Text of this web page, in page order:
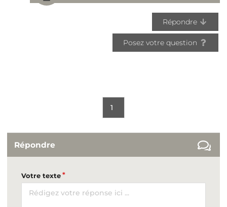
Répondre
Posez votre question
1
Répondre
Votre texte